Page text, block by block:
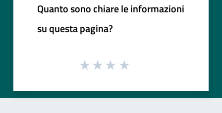
Quanto sono chiare le informazioni
su questa pagina?